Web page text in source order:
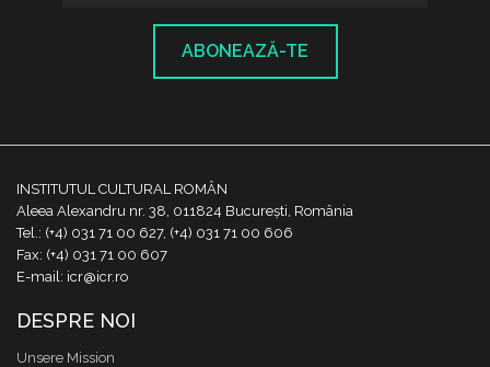
ABONEAZĂ-TE
INSTITUTUL CULTURAL ROMÂN
Aleea Alexandru nr. 38, 011824 București, România
Tel.: (+4) 031 71 00 627, (+4) 031 71 00 606
Fax: (+4) 031 71 00 607
E-mail: icr@icr.ro
DESPRE NOI
Unsere Mission